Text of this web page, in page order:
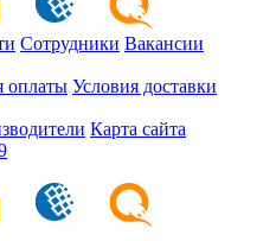
Сотрудники Вакансии
оплаты Условия доставки
Карта сайта